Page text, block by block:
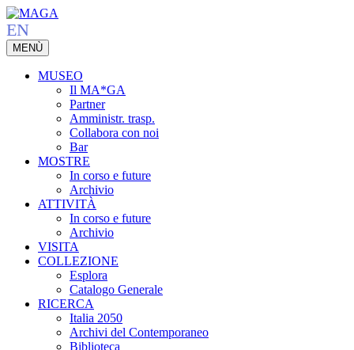
Affina la ricerca:
Mostre
Eventi
Vai
al
contenuto
principale
EN
MENÙ
MUSEO
Il MA*GA
Partner
Amministr. trasp.
Collabora con noi
Bar
MOSTRE
In corso e future
Archivio
ATTIVITÀ
In corso e future
Archivio
VISITA
COLLEZIONE
Esplora
Catalogo Generale
RICERCA
Italia 2050
Archivi del Contemporaneo
Biblioteca